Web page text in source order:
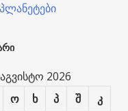
აგვისტო 2026
ო ხ პ შ კ